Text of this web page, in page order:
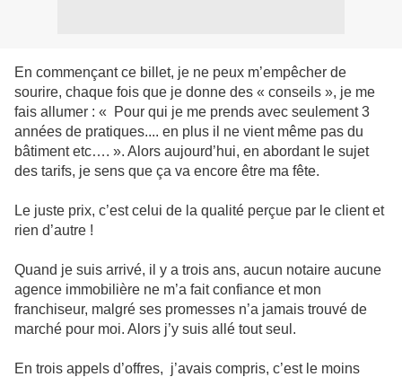
En commençant ce billet, je ne peux m’empêcher de
sourire, chaque fois que je donne des « conseils », je me
fais allumer : « Pour qui je me prends avec seulement 3
années de pratiques.... en plus il ne vient même pas du
bâtiment etc…. ». Alors aujourd’hui, en abordant le sujet
des tarifs, je sens que ça va encore être ma fête.
Le juste prix, c’est celui de la qualité perçue par le client et
rien d’autre !
Quand je suis arrivé, il y a trois ans, aucun notaire aucune
agence immobilière ne m’a fait confiance et mon
franchiseur, malgré ses promesses n’a jamais trouvé de
marché pour moi. Alors j’y suis allé tout seul.
En trois appels d’offres, j’avais compris, c’est le moins